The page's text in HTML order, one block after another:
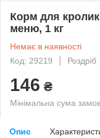
Корм для
меню, 1 кг
Немає в наявності
Код: 29219
Роздріб
146 ₴
Мінімальна сума
Опис